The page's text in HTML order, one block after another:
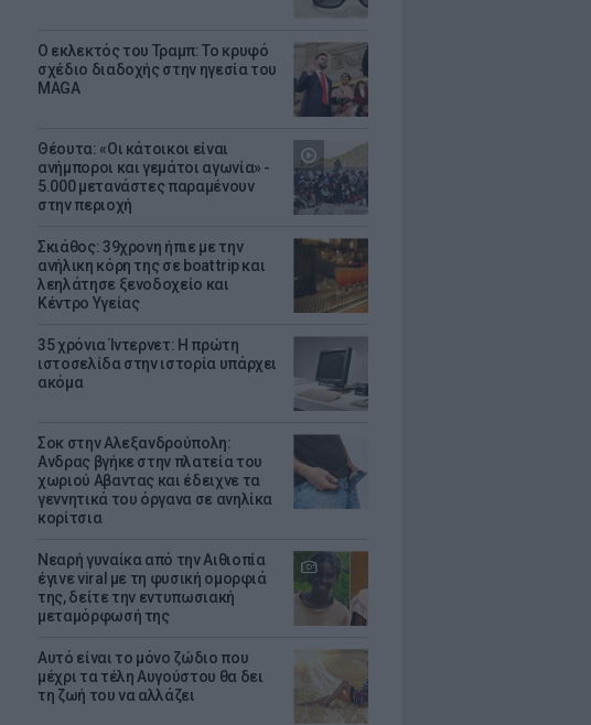
Ο εκλεκτός του Τραμπ: Το κρυφό
σχέδιο διαδοχής στην ηγεσία του
MAGA
Θέουτα: «Οι κάτοικοι είναι
ανήμποροι και γεμάτοι αγωνία» -
5.000 μετανάστες παραμένουν
στην περιοχή
Σκιάθος: 39χρονη ήπιε με την
ανήλικη κόρη της σε boat trip και
λεηλάτησε ξενοδοχείο και
Κέντρο Υγείας
35 χρόνια Ίντερνετ: Η πρώτη
ιστοσελίδα στην ιστορία υπάρχει
ακόμα
Σοκ στην Αλεξανδρούπολη:
Ανδρας βγήκε στην πλατεία του
χωριού Αβαντας και έδειχνε τα
γεννητικά του όργανα σε ανηλίκα
κορίτσια
Νεαρή γυναίκα από την Αιθιοπία
έγινε viral με τη φυσική ομορφιά
της, δείτε την εντυπωσιακή
μεταμόρφωσή της
Αυτό είναι το μόνο ζώδιο που
μέχρι τα τέλη Αυγούστου θα δει
τη ζωή του να αλλάζει